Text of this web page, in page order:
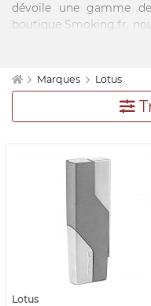
dévoile une gamme
boutique Smoking.fr,
choix de coloris et
pensés et désignés
une prise en main
tempête Lotus ou
briquet qui plaira en
Marques Lotus
Lotus